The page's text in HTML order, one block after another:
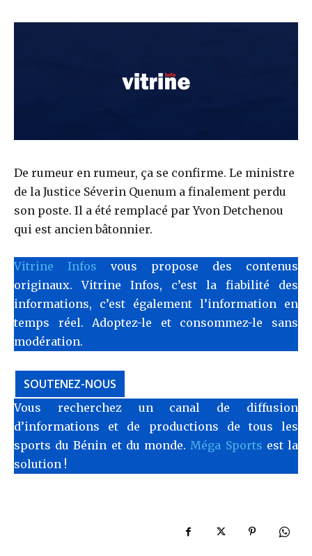
De rumeur en rumeur, ça se confirme. Le ministre
de la Justice Séverin Quenum a finalement perdu
son poste. Il a été remplacé par Yvon Detchenou
qui est ancien bâtonnier.
Vitrine Infos vous propose des contenus
originaux. Vitrine Infos, c’est la fiabilité des
informations, c’est également l’information en
temps réel. Adoptez-le et consommez-le sans
modération.
SOUTENEZ-NOUS
Vous recherchez un canal de diffusion
d’informations et de productions de tous les
sports du Bénin et du monde. Méga Sports est la
solution !